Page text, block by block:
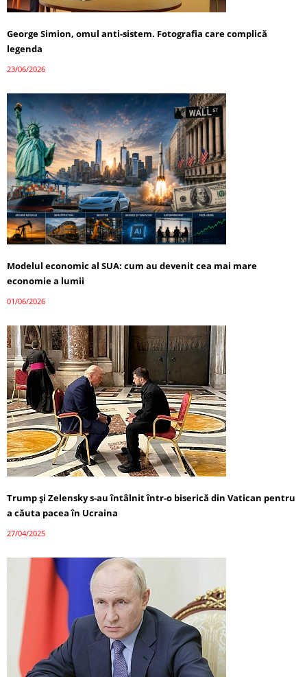
George Simion, omul anti-sistem. Fotografia care complică
legenda
23/06/2026
Modelul economic al SUA: cum au devenit cea mai mare
economie a lumii
01/06/2026
Trump și Zelensky s-au întâlnit într-o biserică din Vatican pentru
a căuta pacea în Ucraina
27/04/2025